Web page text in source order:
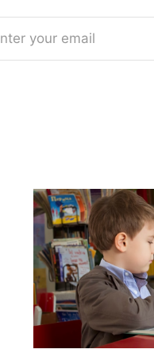
your email